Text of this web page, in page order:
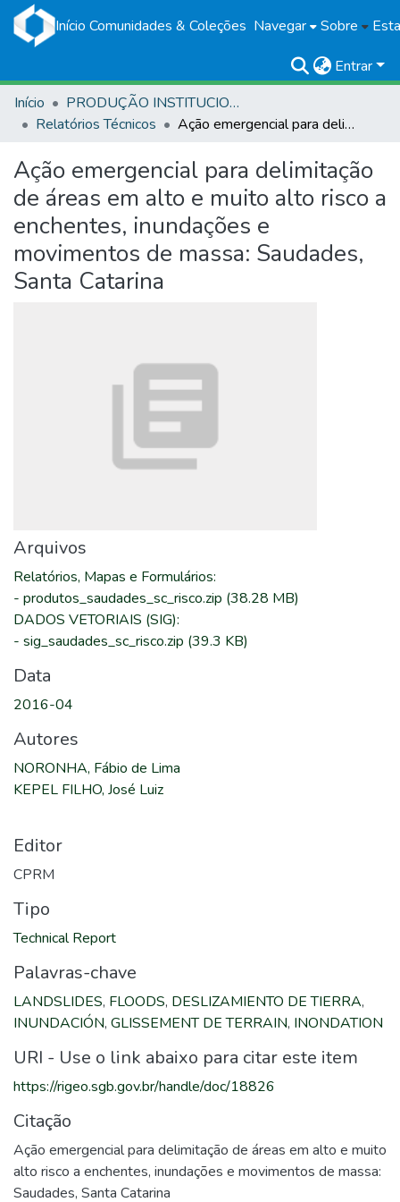
Início Comunidades & Coleções Navegar Sobre
Entrar
Início
PRODUÇÃO INSTITUCIONAL
Relatórios Técnicos
Ação emergencial para delimitação de áreas em alto e muito alto risco a enchentes, inundações e movimentos de massa: Saudades, Santa Catarina
Ação emergencial para delimitação
de áreas em alto e muito alto risco a
enchentes, inundações e
movimentos de massa: Saudades,
Santa Catarina
Arquivos
Relatórios, Mapas e Formulários:
- produtos_saudades_sc_risco.zip (38.28 MB)
DADOS VETORIAIS (SIG):
- sig_saudades_sc_risco.zip (39.3 KB)
Data
2016-04
Autores
NORONHA, Fábio de Lima
KEPEL FILHO, José Luiz
Editor
CPRM
Tipo
Technical Report
Palavras-chave
LANDSLIDES, FLOODS, DESLIZAMIENTO DE TIERRA,
INUNDACIÓN, GLISSEMENT DE TERRAIN, INONDATION
URI - Use o link abaixo para citar este item
https://rigeo.sgb.gov.br/handle/doc/18826
Citação
Ação emergencial para delimitação de áreas em alto e muito
alto risco a enchentes, inundações e movimentos de massa:
Saudades, Santa Catarina